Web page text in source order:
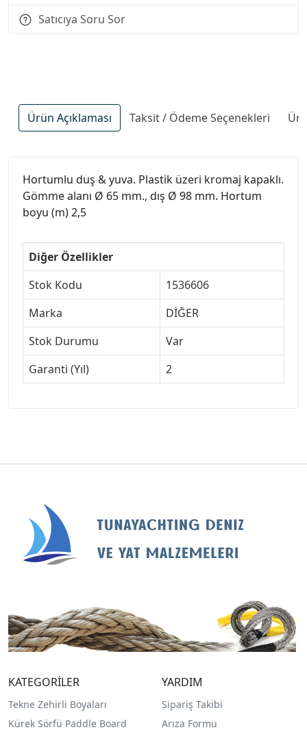
Satıcıya Soru Sor
Ürün Açıklaması Taksit / Ödeme Seçenekleri
Hortumlu duş & yuva. Plastik üzeri kromaj kapaklı.
Gömme alanı Ø 65 mm., dış Ø 98 mm. Hortum
boyu (m) 2,5
Diğer Özellikler
Stok Kodu
1536606
Marka
DİĞER
Stok Durumu
Var
Garanti (Yıl)
2
KATEGORİLER
Tekne Zehirli Boyaları
Kürek Sörfü Paddle Board
YARDIM
Sipariş Takibi
Arıza Formu